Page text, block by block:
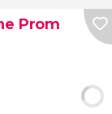
Prom